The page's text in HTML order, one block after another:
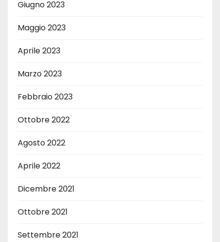
Giugno 2023
Maggio 2023
Aprile 2023
Marzo 2023
Febbraio 2023
Ottobre 2022
Agosto 2022
Aprile 2022
Dicembre 2021
Ottobre 2021
Settembre 2021